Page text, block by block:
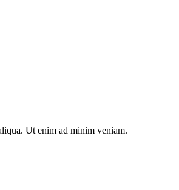
Ut enim ad minim veniam.